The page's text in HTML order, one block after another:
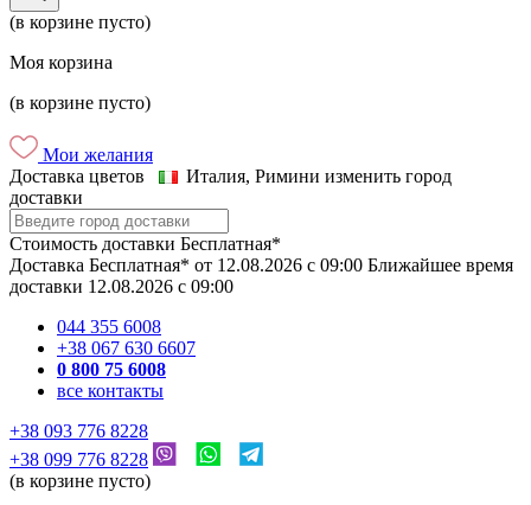
(в корзине пусто)
Моя корзина
(в корзине пусто)
Мои желания
Доставка цветов
Италия, Римини изменить город
доставки
Стоимость доставки Бесплатная*
Доставка Бесплатная* от 12.08.2026 c 09:00 Ближайшее время
доставки 12.08.2026 c 09:00
044 355 6008
+38 067 630 6607
0 800 75 6008
все контакты
+38 093 776 8228
+38 099 776 8228
(в корзине пусто)